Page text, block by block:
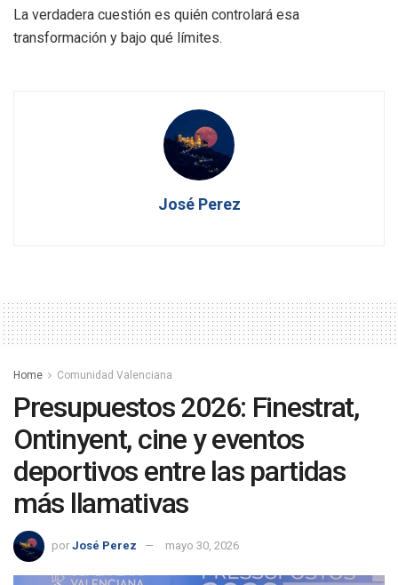
La verdadera cuestión es quién controlará esa
transformación y bajo qué límites.
José Perez
Home Comunidad Valenciana
Presupuestos 2026: Finestrat,
Ontinyent, cine y eventos
deportivos entre las partidas
más llamativas
por José Perez mayo 30, 2026